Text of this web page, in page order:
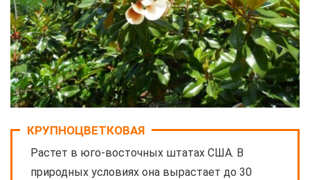
КРУПНОЦВЕТКОВАЯ
Растет в юго-восточных штатах США. В
природных условиях она вырастает до 30